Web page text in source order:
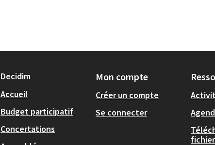
Decidim
Accueil
Budget participatif
Concertations
Mon compte
Créer un compte
Se connecter